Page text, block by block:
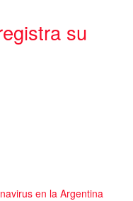
su
en la Argentina